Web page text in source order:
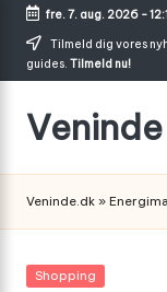
Skip
fre. 7. aug. 2026-
Tilmeld dig vores
guides. Tilmeld nu!
inspiration
Veninde.dk »
Posted
Shopping